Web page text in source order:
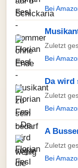
Bei
Zuletzt
Bei
Da wird
Zuletzt
Bei
A
Zuletzt
Bei